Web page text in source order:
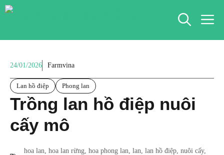
Chuyển
24/01/2026 Farmvina
Lan hồ điệp Phong lan
Trồng lan hồ điệp nuôi
cấy mô
hoa lan, hoa lan rừng, hoa phong lan, lan, lan hồ điệp, nuôi cấy,